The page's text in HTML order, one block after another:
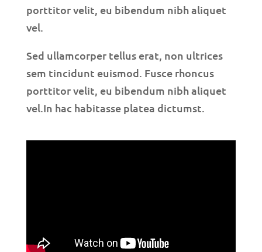
porttitor velit, eu bibendum nibh aliquet
vel.
Sed ullamcorper tellus erat, non ultrices
sem tincidunt euismod. Fusce rhoncus
porttitor velit, eu bibendum nibh aliquet
vel.In hac habitasse platea dictumst.